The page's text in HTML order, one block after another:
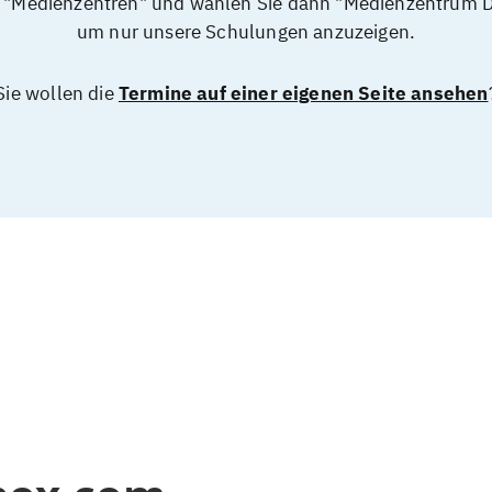
um nur unsere Schulungen anzuzeigen.
wollen dieTermine auf einer eigenen Seite ansehen